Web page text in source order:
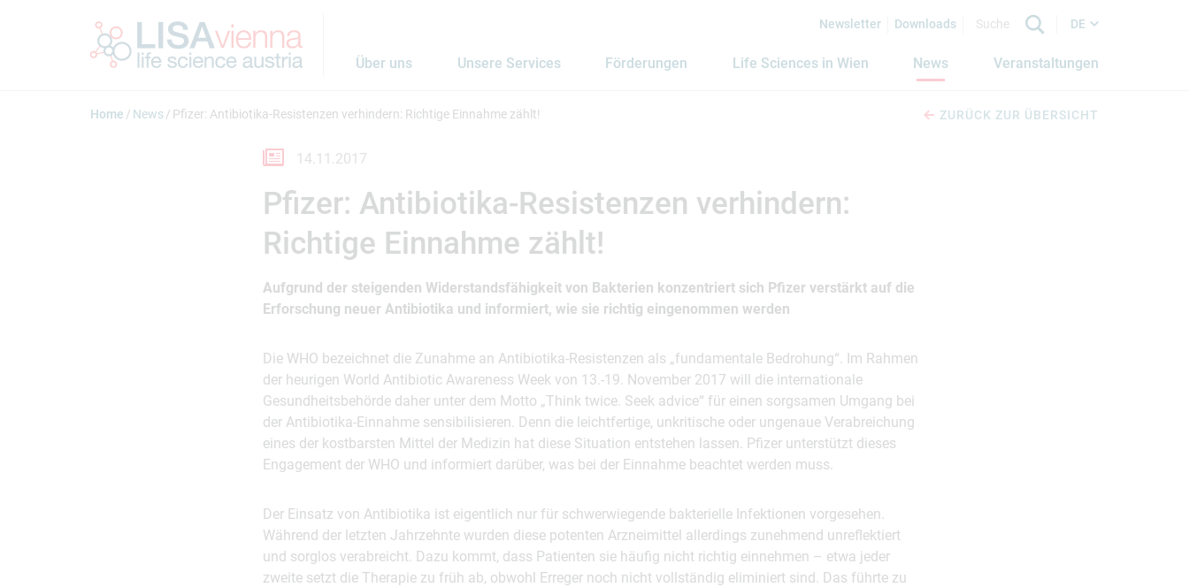
Newsletter Downloads DE
Über uns Unsere Services Förderungen Life Sciences in Wien News Veranstaltungen
Home News Pfizer: Antibiotika-Resistenzen verhindern: Richtige Einnahme zählt! ZURÜCK ZUR ÜBERSICHT
14.11.2017
Pfizer: Antibiotika-Resistenzen verhindern:
Richtige Einnahme zählt!
Aufgrund der steigenden Widerstandsfähigkeit von Bakterien konzentriert sich Pfizer verstärkt auf die
Erforschung neuer Antibiotika und informiert, wie sie richtig eingenommen werden
Die WHO bezeichnet die Zunahme an Antibiotika-Resistenzen als „fundamentale Bedrohung“. Im Rahmen
der heurigen World Antibiotic Awareness Week von 13.-19. November 2017 will die internationale
Gesundheitsbehörde daher unter dem Motto „Think twice. Seek advice“ für einen sorgsamen Umgang bei
der Antibiotika-Einnahme sensibilisieren. Denn die leichtfertige, unkritische oder ungenaue Verabreichung
eines der kostbarsten Mittel der Medizin hat diese Situation entstehen lassen. Pfizer unterstützt dieses
Engagement der WHO und informiert darüber, was bei der Einnahme beachtet werden muss.
Der Einsatz von Antibiotika ist eigentlich nur für schwerwiegende bakterielle Infektionen vorgesehen.
Während der letzten Jahrzehnte wurden diese potenten Arzneimittel allerdings zunehmend unreflektiert
und sorglos verabreicht. Dazu kommt, dass Patienten sie häufig nicht richtig einnehmen – etwa jeder
zweite setzt die Therapie zu früh ab, obwohl Erreger noch nicht vollständig eliminiert sind. Das führte zu